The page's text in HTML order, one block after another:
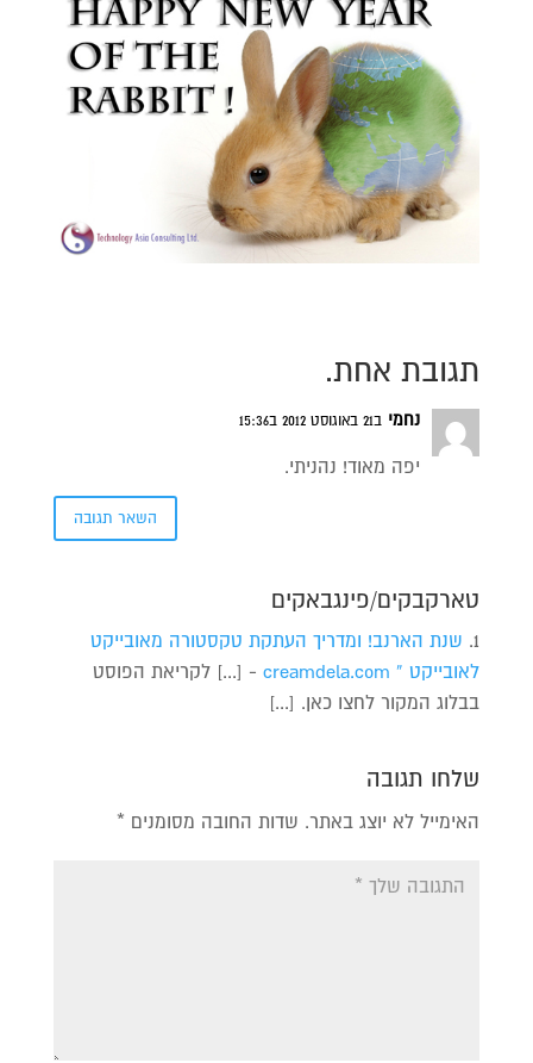
תגובת אחת.
נחמי ב21 באוגוסט 2012 ב15:36
יפה מאוד! נהניתי.
השאר תגובה
טארקבקים/פינגבאקים
שנת הארנב! ומדריך העתקת טקסטורה מאובייקט
לאובייקט « creamdela.com
- [...] לקריאת הפוסט
בבלוג המקור לחצו כאן. [...]
שלחו תגובה
האימייל לא יוצג באתר. שדות החובה מסומנים *